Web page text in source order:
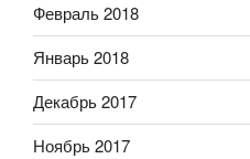
Февраль 2018
Январь 2018
Декабрь 2017
Ноябрь 2017